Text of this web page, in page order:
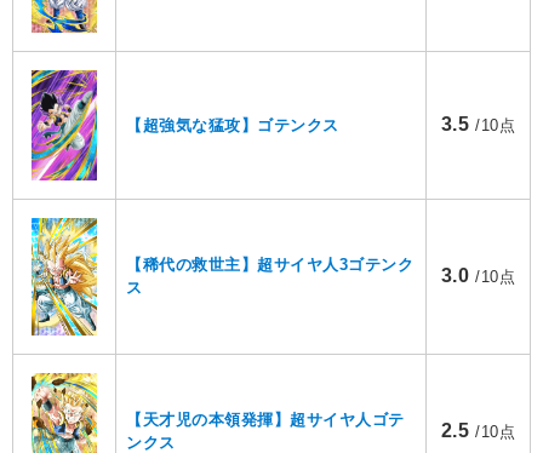
【超強気な猛攻】ゴテンクス 3.5 /10点
【稀代の救世主】超サイヤ人3ゴテンク
ス
3.0 /10点
【天才児の本領発揮】超サイヤ人ゴテ
ンクス
2.5 /10点